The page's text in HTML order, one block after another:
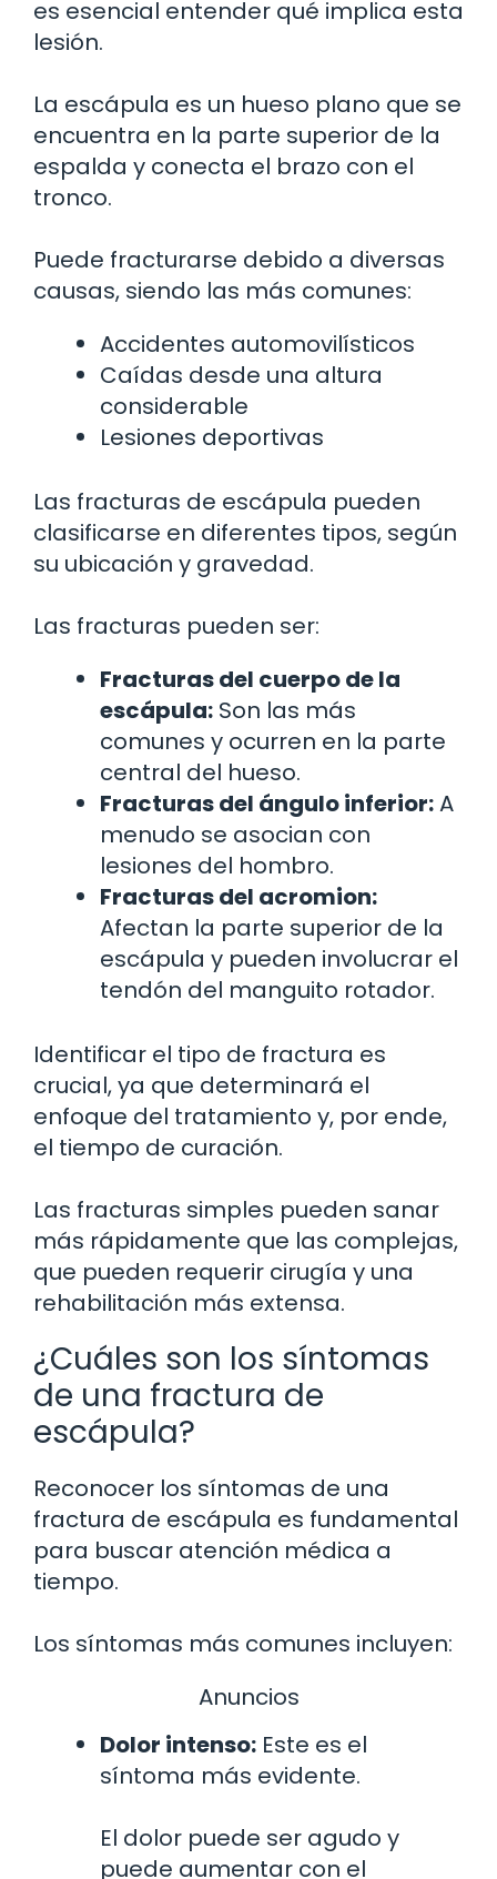
es esencial entender qué implica esta
lesión.
La escápula es un hueso plano que se
encuentra en la parte superior de la
espalda y conecta el brazo con el
tronco.
Puede fracturarse debido a diversas
causas, siendo las más comunes:
Accidentes automovilísticos
Caídas desde una altura
considerable
Lesiones deportivas
Las fracturas de escápula pueden
clasificarse en diferentes tipos, según
su ubicación y gravedad.
Las fracturas pueden ser:
Fracturas del cuerpo de la
escápula: Son las más
comunes y ocurren en la parte
central del hueso.
Fracturas del ángulo inferior:A
menudo se asocian con
lesiones del hombro.
Fracturas del acromion:
Afectan la parte superior de la
escápula y pueden involucrar el
tendón del manguito rotador.
Identificar el tipo de fractura es
crucial, ya que determinará el
enfoque del tratamiento y, por ende,
el tiempo de curación.
Las fracturas simples pueden sanar
más rápidamente que las complejas,
que pueden requerir cirugía y una
rehabilitación más extensa.
¿Cuáles son los síntomas
de una fractura de
escápula?
Reconocer los síntomas de una
fractura de escápula es fundamental
para buscar atención médica a
tiempo.
Los síntomas más comunes incluyen:
Anuncios
Dolor intenso: Este es el
síntoma más evidente.
El dolor puede ser agudo y
puede aumentar con el